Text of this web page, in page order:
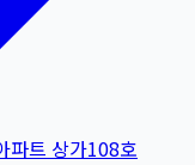
파트 상가108호